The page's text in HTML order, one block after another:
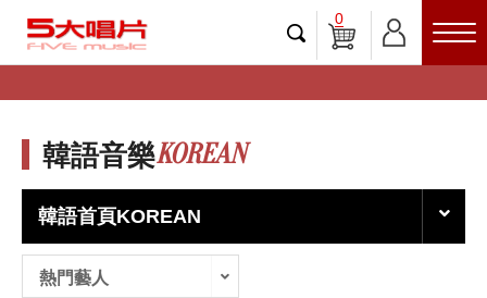
0
韓語音樂KOREAN
韓語首頁KOREAN
熱門藝人